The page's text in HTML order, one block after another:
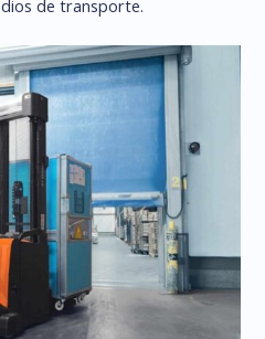
de transporte.